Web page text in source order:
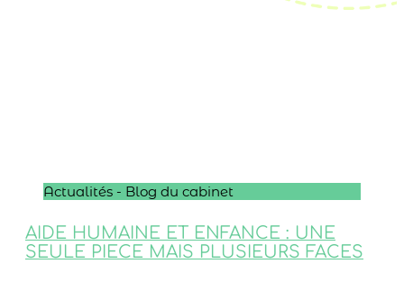
Actualités - Blog du cabinet
AIDE HUMAINE ET ENFANCE : UNE
SEULE PIECE MAIS PLUSIEURS FACES